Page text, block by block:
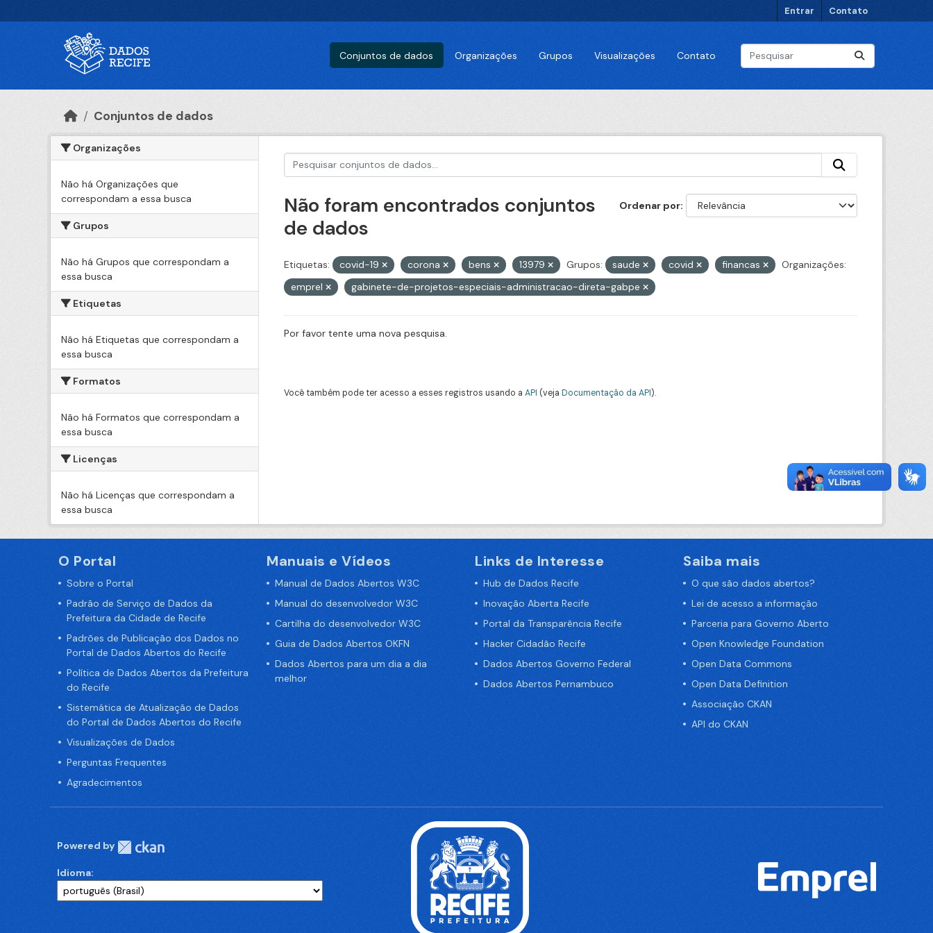
Entrar Contato
Conjuntos de dados Organizações Grupos Visualizações Contato
Conjuntos de dados
Organizações
Não há Organizações que
correspondam a essa busca
Grupos
Não há Grupos que correspondam a
essa busca
Etiquetas
Não há Etiquetas que correspondam a
essa busca
Formatos
Não há Formatos que correspondam a
essa busca
Licenças
Não há Licenças que correspondam a
essa busca
Ordenar por
Não foram encontrados conjuntos
de dados
Etiquetas: covid-19 corona bens 13979 Grupos: saude covid financas
Organizações:
emprel
gabinete-de-projetos-especiais-administracao-direta-gabpe
Por favor tente uma nova pesquisa.
Você também pode ter acesso a esses registros usando a API (veja Documentação da API).
O Portal
Sobre o Portal
Padrão de Serviço de Dados da
Prefeitura da Cidade de Recife
Padrões de Publicação dos Dados no
Portal de Dados Abertos do Recife
Política de Dados Abertos da Prefeitura
do Recife
Sistemática de Atualização de Dados
do Portal de Dados Abertos do Recife
Visualizações de Dados
Perguntas Frequentes
Agradecimentos
Manuais e Vídeos
Manual de Dados Abertos W3C
Manual do desenvolvedor W3C
Cartilha do desenvolvedor W3C
Guia de Dados Abertos OKFN
Dados Abertos para um dia a dia
melhor
Links de Interesse
Hub de Dados Recife
Inovação Aberta Recife
Portal da Transparência Recife
Hacker Cidadão Recife
Dados Abertos Governo Federal
Dados Abertos Pernambuco
Saiba mais
O que são dados abertos?
Lei de acesso a informação
Parceria para Governo Aberto
Open Knowledge Foundation
Open Data Commons
Open Data Definition
Associação CKAN
API do CKAN
Powered by
Idioma